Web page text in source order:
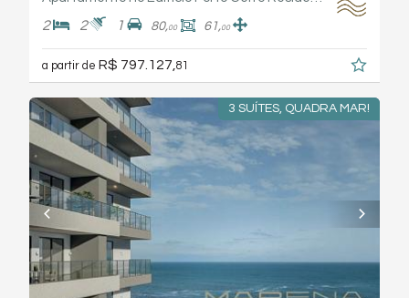
2 2 1 80,00 61,00
a partir de R$ 797.127, 81
3 SUÍTES, QUADRA MAR!